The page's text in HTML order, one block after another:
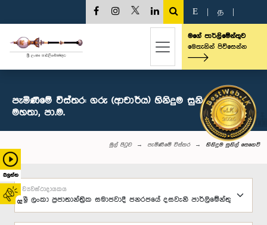
බලන්න
02
E த
මගේ පාර්ලිමේන්තුව
මෙතැනින් පිවිසෙන්න
පැමිණීමේ විස්තර: ගරු (ආචාර්ය) හිනිදුම සුනිල් සෙ‍නෙවි
මහතා, පා.ම.
මුල් පිටුව පැමිණීමේ විස්තර හිනිදුම සුනිල් සෙ‍නෙවි
ව්‍යවස්ථාදායකය